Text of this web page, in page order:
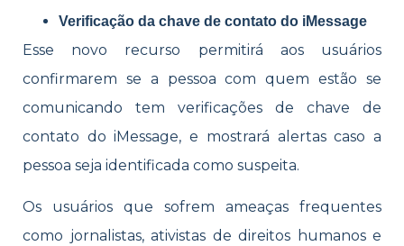
Verificação da chave de contato do iMessage
Esse novo recurso permitirá aos usuários
confirmarem se a pessoa com quem estão se
comunicando tem verificações de chave de
contato do iMessage, e mostrará alertas caso a
pessoa seja identificada como suspeita.
Os usuários que sofrem ameaças frequentes
como jornalistas, ativistas de direitos humanos e